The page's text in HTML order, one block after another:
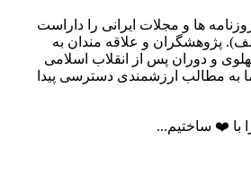
ها و مجلات ایرانی را داراست
مختلف). پژوهشگران و علاقه مندان به
و دوران پس از انقلاب اسلامی
ما به مطالب ارزشمندی دسترسی پیدا